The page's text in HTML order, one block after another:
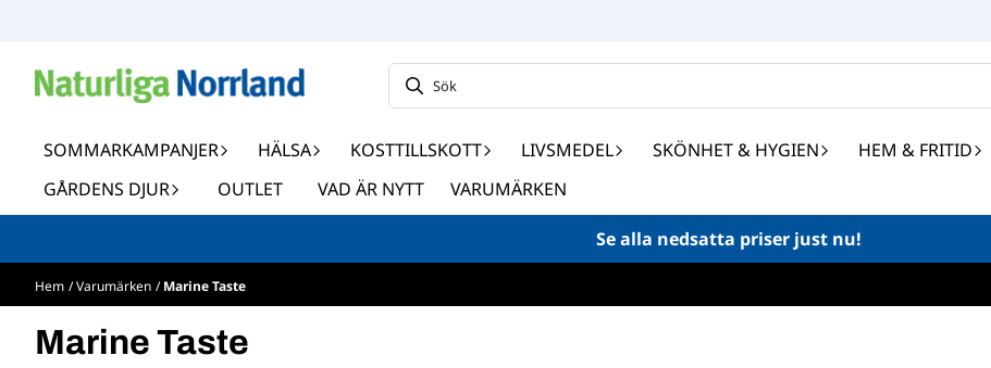
SOMMARKAMPANJER HÄLSA KOSTTILLSKOTT LIVSMEDEL SKÖNHET & HYGIEN HEM & FRITID
GÅRDENS DJUR
OUTLET VAD ÄR NYTT VARUMÄRKEN
Se alla nedsatta priser just nu!
Hem /Varumärken /Marine Taste
Marine Taste